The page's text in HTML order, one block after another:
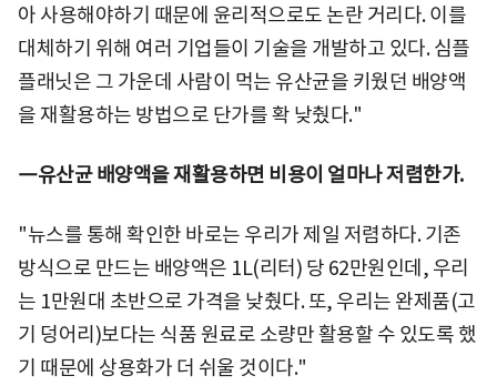
아 사용해야하기 때문에 윤리적으로도 논란 거리다. 이를
대체하기 위해 여러 기업들이 기술을 개발하고 있다. 심플
플래닛은 그 가운데 사람이 먹는 유산균을 키웠던 배양액
을 재활용하는 방법으로 단가를 확 낮췄다."
―유산균 배양액을 재활용하면 비용이 얼마나 저렴한가.
"뉴스를 통해 확인한 바로는 우리가 제일 저렴하다. 기존
방식으로 만드는 배양액은 1L(리터) 당 62만원인데, 우리
는 1만원대 초반으로 가격을 낮췄다. 또, 우리는 완제품(고
기 덩어리)보다는 식품 원료로 소량만 활용할 수 있도록 했
기 때문에 상용화가 더 쉬울 것이다."